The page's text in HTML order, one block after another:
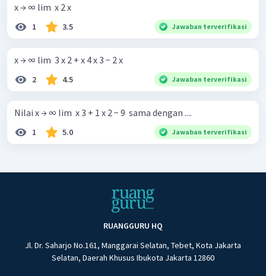
x → ∞ lim ​ x 2 x ​
1 3.5 Jawaban terverifikasi
x → ∞ lim ​ 3 x 2 + x 4 x 3 − 2 x ​
2 4.5 Jawaban terverifikasi
Nilai x → ∞ lim ​ x 3 + 1 x 2 − 9 ​ sama dengan ....
1 5.0 Jawaban terverifikasi
RUANGGURU HQ
Jl. Dr. Saharjo No.161, Manggarai Selatan, Tebet, Kota Jakarta
Selatan, Daerah Khusus Ibukota Jakarta 12860